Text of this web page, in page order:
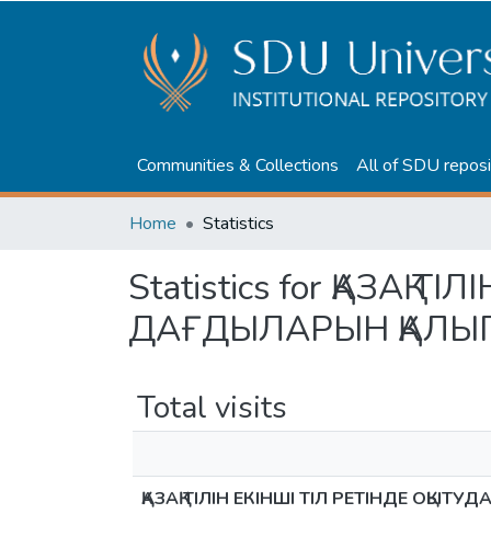
Communities & Collections All of SDU
Home Statistics
Statistics for ҚАЗАҚ
ДАҒДЫЛАРЫН
Total visits
ҚАЗАҚ ТІЛІН ЕКІНШІ ТІЛ РЕТІНДЕ